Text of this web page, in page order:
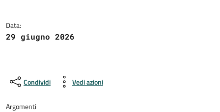
Data:
29 giugno 2026
Condividi Vedi azioni
Argomenti